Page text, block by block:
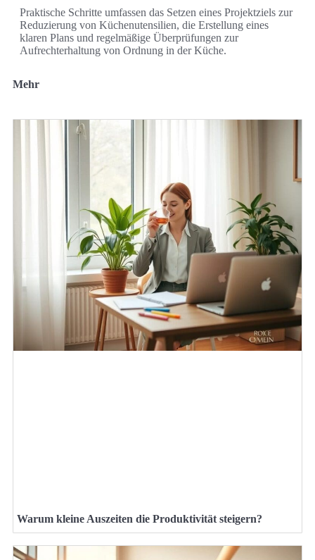
Praktische Schritte umfassen das Setzen eines Projektziels zur
Reduzierung von Küchenutensilien, die Erstellung eines
klaren Plans und regelmäßige Überprüfungen zur
Aufrechterhaltung von Ordnung in der Küche.
Mehr
Warum kleine Auszeiten die Produktivität steigern?